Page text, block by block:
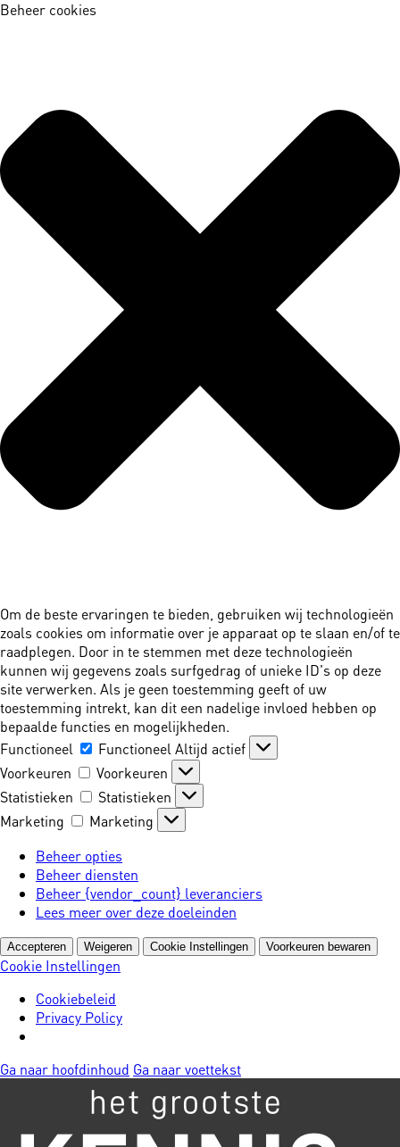
Beheer cookies
Om de beste ervaringen te bieden, gebruiken wij technologieën
zoals cookies om informatie over je apparaat op te slaan en/of te
raadplegen. Door in te stemmen met deze technologieën
kunnen wij gegevens zoals surfgedrag of unieke ID's op deze
site verwerken. Als je geen toestemming geeft of uw
toestemming intrekt, kan dit een nadelige invloed hebben op
bepaalde functies en mogelijkheden.
Functioneel
Functioneel Altijd actief
Voorkeuren
Voorkeuren
Statistieken
Statistieken
Marketing
Marketing
Beheer opties
Beheer diensten
Beheer {vendor_count} leveranciers
Lees meer over deze doeleinden
Accepteren Weigeren Cookie Instellingen Voorkeuren bewaren
Cookie Instellingen
Cookiebeleid
Privacy Policy
Ga naar hoofdinhoud Ga naar voettekst